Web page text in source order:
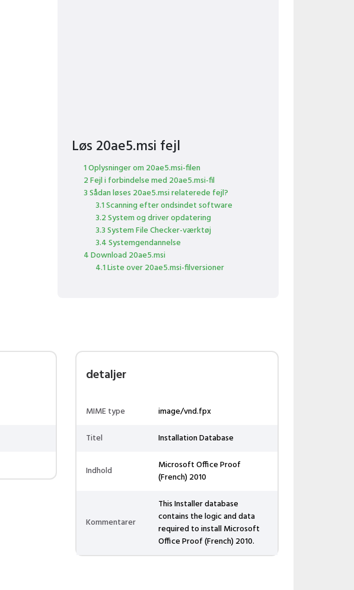
Løs 20ae5.msi fejl
1 Oplysninger om 20ae5.msi-filen
2 Fejl i forbindelse med 20ae5.msi-fil
3 Sådan løses 20ae5.msi relaterede fejl?
3.1 Scanning efter ondsindet software
3.2 System og driver opdatering
3.3 System File Checker-værktøj
3.4 Systemgendannelse
4 Download 20ae5.msi
4.1 Liste over 20ae5.msi-filversioner
detaljer
MIME type
image/vnd.fpx
Titel
Installation Database
Indhold
Microsoft Office Proof
(French) 2010
Kommentarer
This Installer database
contains the logic and data
required to install Microsoft
Office Proof (French) 2010.